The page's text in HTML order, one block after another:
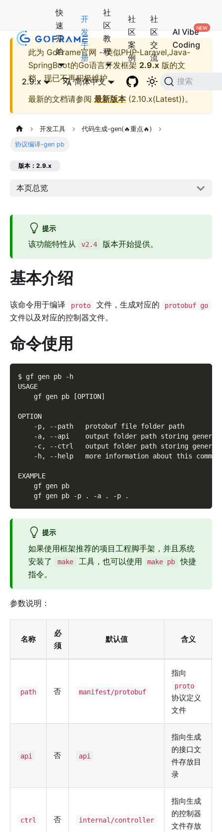
快
速
开
始
开
发
手
册
社
区
教
程
社
区
案
例
社
区
交
流
AI Vibe
Coding
2.9.x 简体中文 搜索
此为 GoFrame官网 - 类似PHP-Laravel,Java-
SpringBoot的Go语言开发框架 2.9.x 版的文
档，现已不再积极维护。
最新的文档请参阅 最新版本(2.10.x(Latest))。
开发工具 代码生成-gen(🔥重点🔥)
协议编译-gen pb
版本：2.9.x
本页总览
提示
该功能特性从 v2.4 版本开始提供。
基本介绍
该命令用于编译 proto 文件，生成对应的 protobuf go
文件以及对应的控制器文件。
命令使用
$ gf gen pb -h
USAGE
    gf gen pb [OPTION]
OPTION
    -p, --path   protobuf file folder path
-a, --api    output folder path storing
-c, --ctrl   output folder path storing
-h, --help   more information about this
EXAMPLE
    gf gen pb
    gf gen pb -p . -a . -p .
提示
如果使用框架推荐的项目工程脚手架，并且系统
安装了
make 工具，也可以使用 make pb
快捷
指令。
参数说明：
名称
必
须
默认值 含义
path 否 manifest/protobuf
指向
proto
协议定义
文件
api 否 api
指向生成
的接口文
件存放目
录
ctrl 否 internal/controller
指向生成
的控制器
文件存放